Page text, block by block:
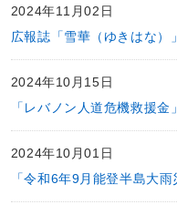
2024年11月02日
広報誌「雪華（ゆきはな）
2024年10月15日
「レバノン人道危機救援
2024年10月01日
「令和6年9月能登半島大